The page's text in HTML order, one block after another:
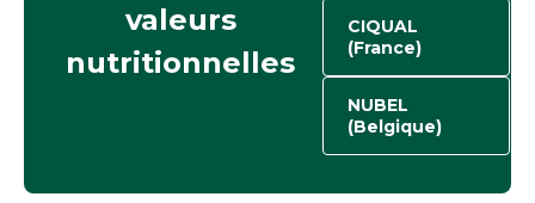
valeurs
nutritionnelles
CIQUAL
(France)
NUBEL
(Belgique)